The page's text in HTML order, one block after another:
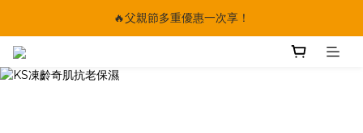
🔥父親節多重優惠一次享！
🔥父親節多重優惠一次享！